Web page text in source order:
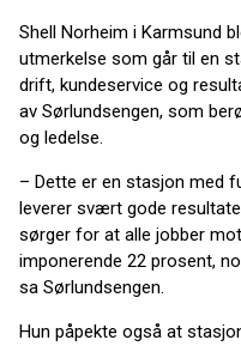
Shell Norheim i Karmsund
utmerkelse som går til en
drift, kundeservice og
av Sørlundsengen, som
og ledelse.
– Dette er en stasjon med
leverer svært gode
sørger for at alle jobber
imponerende 22 prosent,
sa Sørlundsengen.
Hun påpekte også at